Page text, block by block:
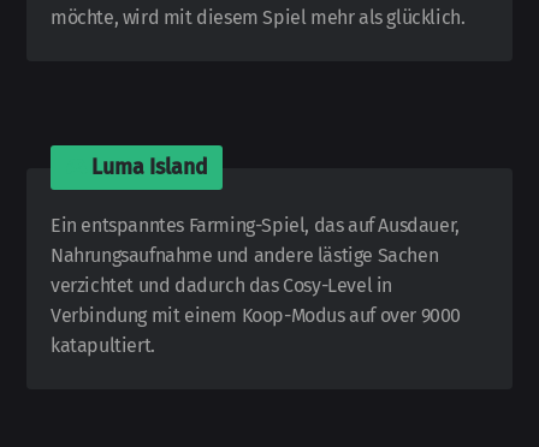
möchte, wird mit diesem Spiel mehr als glücklich.
Luma Island
Ein entspanntes Farming-Spiel, das auf Ausdauer,
Nahrungsaufnahme und andere lästige Sachen
verzichtet und dadurch das Cosy-Level in
Verbindung mit einem Koop-Modus auf over 9000
katapultiert.